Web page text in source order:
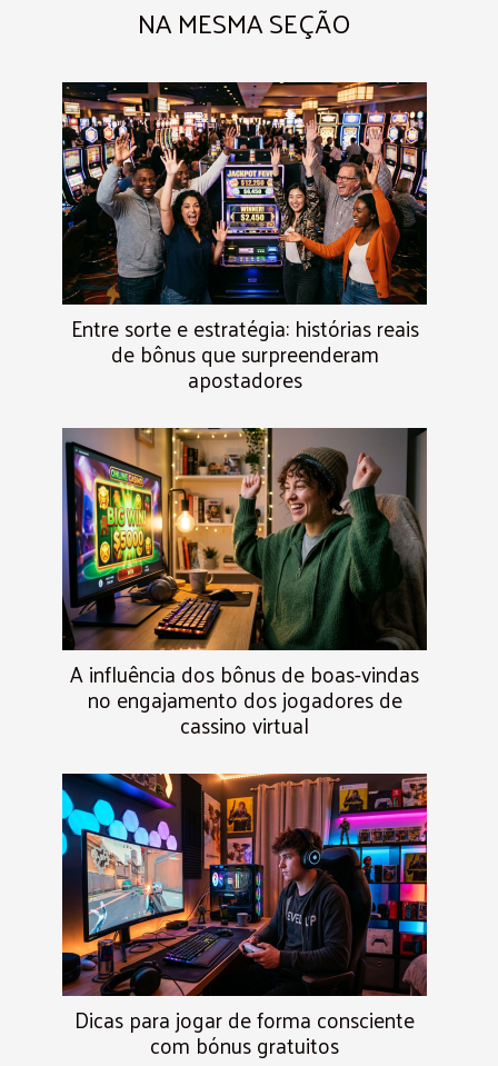
NA MESMA SEÇÃO
Entre sorte e estratégia: histórias reais
de bônus que surpreenderam
apostadores
A influência dos bônus de boas-vindas
no engajamento dos jogadores de
cassino virtual
Dicas para jogar de forma consciente
com bónus gratuitos